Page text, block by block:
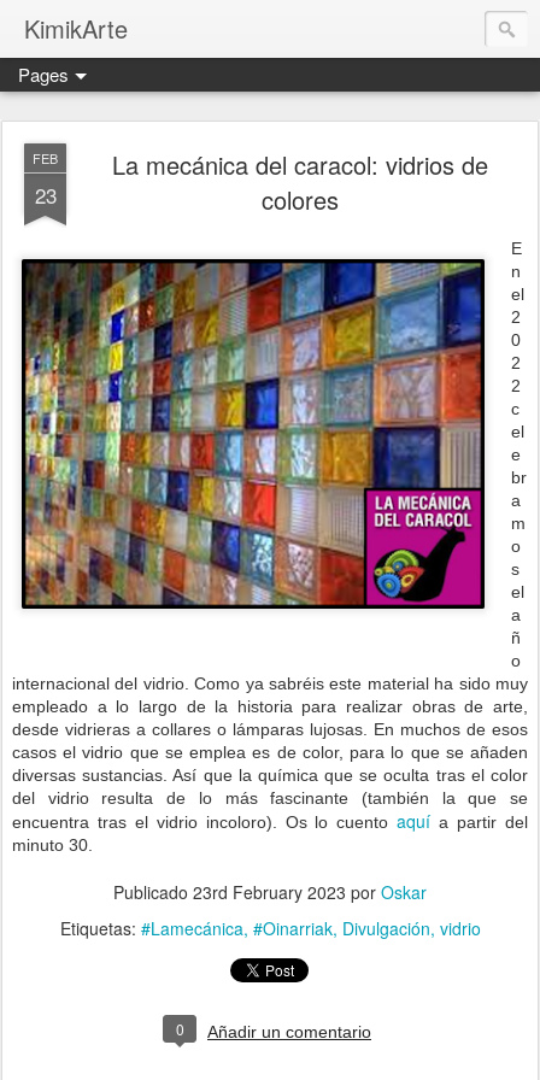
KimikArte
Pages
FEB
23
La mecánica del caracol: vidrios de
colores
E
n
el
2
0
2
2
c
el
e
br
a
m
o
s
el
a
ñ
o
internacional del vidrio. Como ya sabréis este material ha sido muy
empleado a lo largo de la historia para realizar obras de arte,
desde vidrieras a collares o lámparas lujosas. En muchos de esos
casos el vidrio que se emplea es de color, para lo que se añaden
diversas sustancias. Así que la química que se oculta tras el color
del vidrio resulta de lo más fascinante (también la que se
encuentra tras el vidrio incoloro). Os lo cuentoaquía partir del
minuto 30.
Publicado 23rd February 2023 por Oskar
Etiquetas: #Lamecánica #Oinarriak Divulgación vidrio
0 Añadir un comentario